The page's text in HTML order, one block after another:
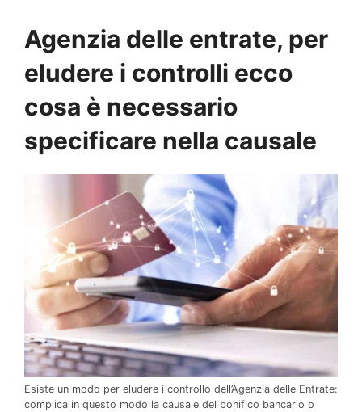
Agenzia delle entrate, per
eludere i controlli ecco
cosa è necessario
specificare nella causale
Esiste un modo per eludere i controllo dell’Agenzia delle Entrate:
complica in questo modo la causale del bonifico bancario o